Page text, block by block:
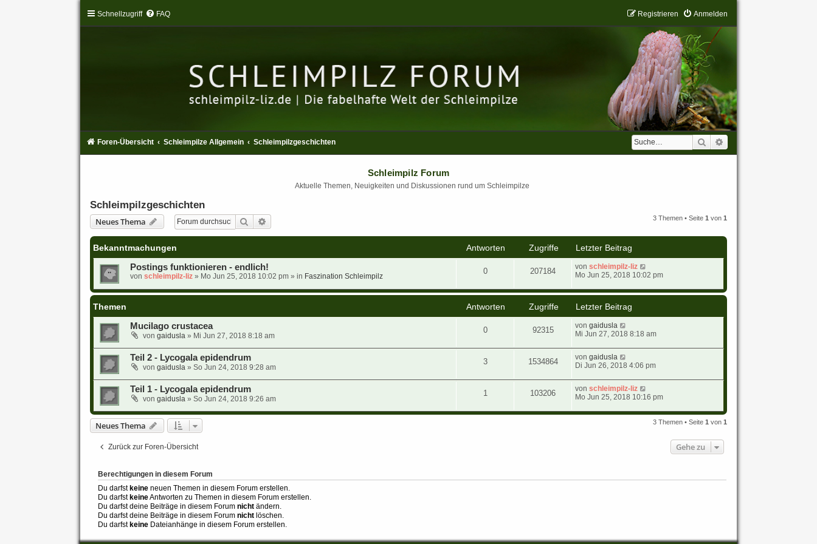
Schnellzugriff FAQ Anmelden
Registrieren
Suche
Foren-Übersicht Schleimpilze Allgemein Schleimpilzgeschichten
Schleimpilz Forum
Aktuelle Themen, Neuigkeiten und Diskussionen rund um Schleimpilze
Schleimpilzgeschichten
Neues Thema
Suche 3 Themen • Seite1 von1
Bekanntmachungen Antworten Zugriffe
Letzter Beitrag
Postings funktionieren - endlich!
von schleimpilz-liz» Mo Jun 25, 2018 10:02 pm » in Faszination Schleimpilz
0 207184 vonschleimpilz-liz
Mo Jun 25, 2018 10:02 pm
Themen Antworten Zugriffe
Letzter Beitrag
Mucilago crustacea
von gaidusla» Mi Jun 27, 2018 8:18 am
0 92315 vongaidusla
Mi Jun 27, 2018 8:18 am
Teil 2 - Lycogala epidendrum
von gaidusla» So Jun 24, 2018 9:28 am
3 1534864 vongaidusla
Di Jun 26, 2018 4:06 pm
Teil 1 - Lycogala epidendrum
von gaidusla» So Jun 24, 2018 9:26 am
1 103206 vonschleimpilz-liz
Mo Jun 25, 2018 10:16 pm
Neues Thema 3 Themen • Seite1 von1
Zurück zur Foren-Übersicht Gehe zu
Berechtigungen in diesem Forum
Du darfst keineneuen Themen in diesem Forum erstellen.
Du darfst keineAntworten zu Themen in diesem Forum erstellen.
Du darfst deine Beiträge in diesem Forum nichtändern.
Du darfst deine Beiträge in diesem Forum nichtlöschen.
Du darfst keineDateianhänge in diesem Forum erstellen.